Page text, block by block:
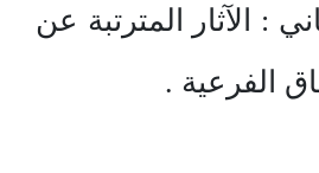
: الآثار المترتبة عن
الفرعية .